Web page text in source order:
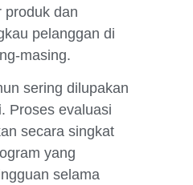
produk dan
pelanggan di
masing.
sering dilupakan
. Proses evaluasi
secara singkat
yang
selama